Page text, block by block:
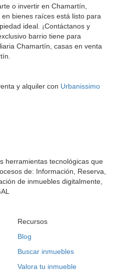
o invertir en Chamartín,
bienes raíces está listo para
ideal. ¡Contáctanos y
barrio tiene para
Chamartín, casas en venta
y alquiler con Urbanissimo
herramientas tecnológicas que
de: Información, Reserva,
de inmuebles digitalmente,
Recursos
Blog
Buscar inmuebles
Valora tu inmueble